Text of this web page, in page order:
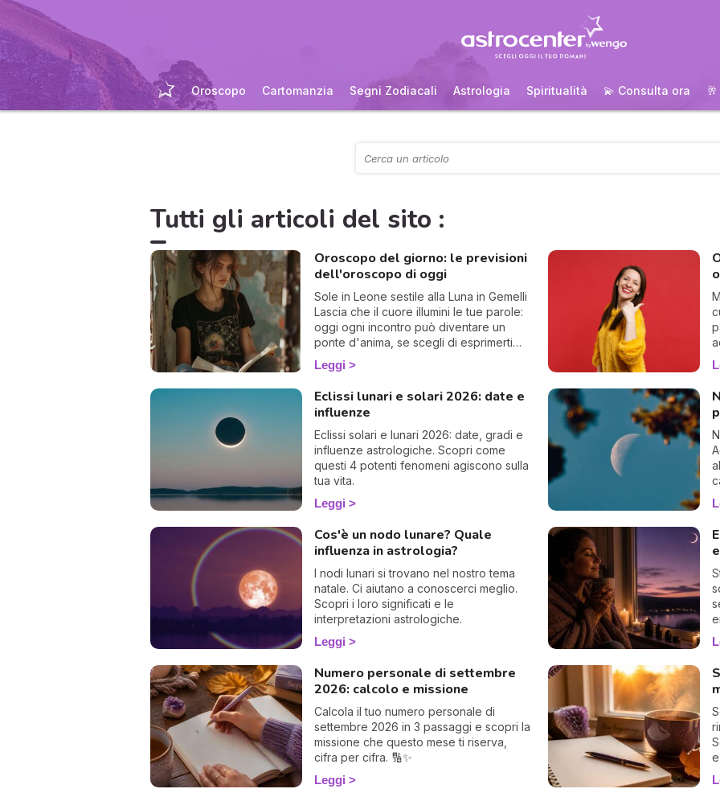
Oroscopo Cartomanzia Segni Zodiacali Astrologia Spiritualità 💫 Consulta ora
Tutti gli articoli del sito :
Oroscopo del giorno: le previsioni
dell'oroscopo di oggi
Sole in Leone sestile alla Luna in Gemelli
Lascia che il cuore illumini le tue parole:
oggi ogni incontro può diventare un
ponte d'anima, se scegli di esprimerti
con gioia e autenticità.
Leggi
Eclissi lunari e solari 2026: date e
influenze
Eclissi solari e lunari 2026: date, gradi e
influenze astrologiche. Scopri come
questi 4 potenti fenomeni agiscono sulla
tua vita.
Leggi
Cos'è un nodo lunare? Quale
influenza in astrologia?
I nodi lunari si trovano nel nostro tema
natale. Ci aiutano a conoscerci meglio.
Scopri i loro significati e le
interpretazioni astrologiche.
Leggi
Numero personale di settembre
2026: calcolo e missione
Calcola il tuo numero personale di
settembre 2026 in 3 passaggi e scopri la
missione che questo mese ti riserva,
cifra per cifra. 🔢✨
Leggi